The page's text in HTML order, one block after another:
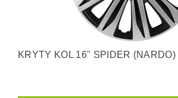
KRYTY KOL 16" SPIDER